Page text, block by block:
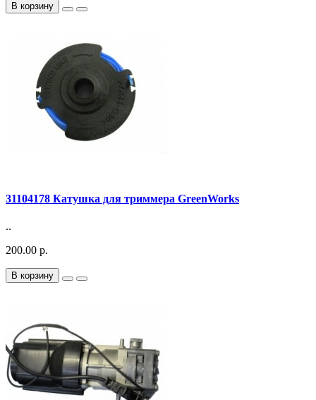
В корзину
31104178 Катушка для триммера GreenWorks
..
200.00 р.
В корзину